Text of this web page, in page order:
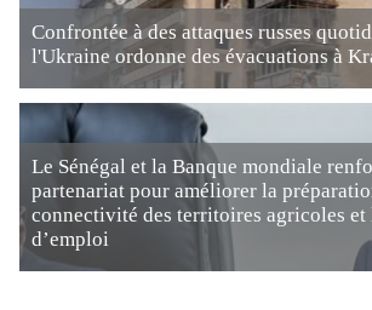
Confrontée à des attaques russes
l'Ukraine ordonne des évacuations à
Le Sénégal et la Banque mondiale
partenariat pour améliorer la
connectivité des territoires agricoles et
d’emploi